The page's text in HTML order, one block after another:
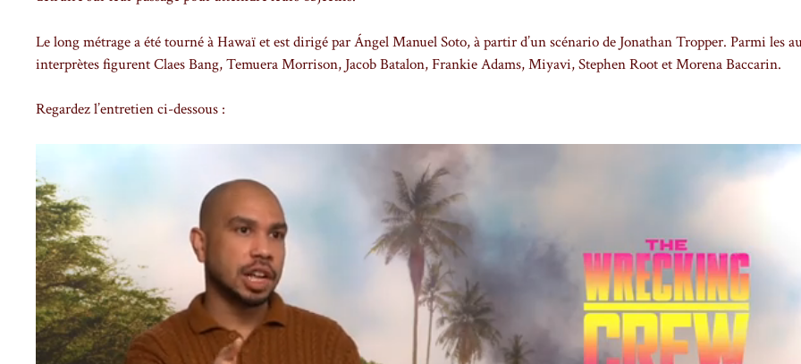
Le long métrage a été tourné à Hawaï et est dirigé par Ángel Manuel Soto, à partir d’un scénario de Jonathan Tropper. Parmi les
interprètes figurent Claes Bang, Temuera Morrison, Jacob Batalon, Frankie Adams, Miyavi, Stephen Root et Morena Baccarin.
Regardez l’entretien ci-dessous :